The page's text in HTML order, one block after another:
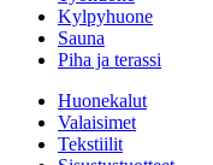
Kylpyhuone
Sauna
Piha ja terassi
Huonekalut
Valaisimet
Tekstiilit